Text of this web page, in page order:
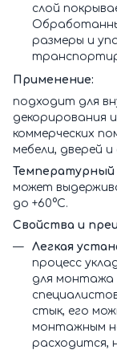
слой
размеры и
Применение:
подходит для
декорирования
коммерческих
мебели, дверей
Температурный
может
до +60°C.
Свойства и
Легкая
процесс
для монтажа
стык, его
монтажным
расходится,